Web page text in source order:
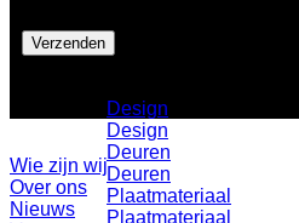
Sale
Dit doen wij
Design
Design
Deuren
Deuren
Plaatmateriaal
Plaatmateriaal
Wie zijn wij
Over ons
Nieuws